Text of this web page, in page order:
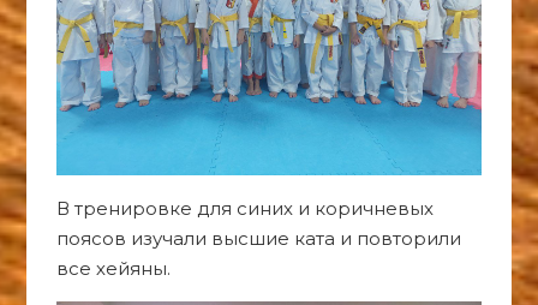
В тренировке для синих и коричневых
поясов изучали высшие ката и повторили
все хейяны.